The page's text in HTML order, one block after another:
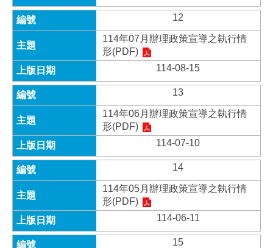
12
114年07月辦理政策宣導之執行情
形(PDF)
114-08-15
13
114年06月辦理政策宣導之執行情
形(PDF)
114-07-10
14
114年05月辦理政策宣導之執行情
形(PDF)
114-06-11
15